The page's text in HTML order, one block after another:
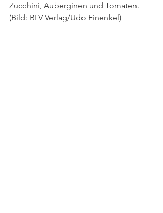
Zucchini, Auberginen und Tomaten.
(Bild: BLV Verlag/Udo Einenkel)